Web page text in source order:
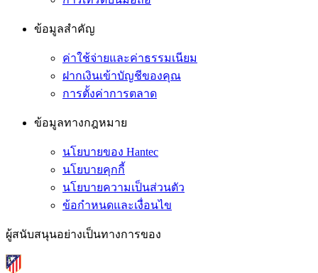
ข้อมูลสำคัญ
ค่าใช้จ่ายและค่าธรรมเนียม
ฝากเงินเข้าบัญชีของคุณ
การตั้งค่าการตลาด
ข้อมูลทางกฎหมาย
นโยบายของ Hantec
นโยบายคุกกี้
นโยบายความเป็นส่วนตัว
ข้อกำหนดและเงื่อนไข
ผู้สนับสนุนอย่างเป็นทางการของ